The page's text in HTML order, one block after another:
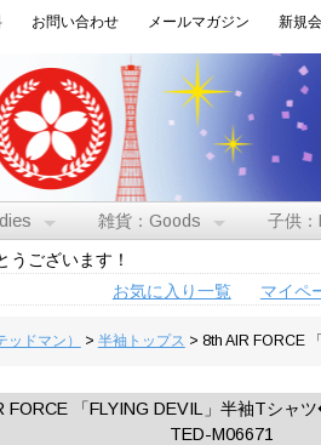
お問い合わせ メールマガジン 新規
雑貨：Goods 子供
ございます！
お気に入り一覧
マイペ
ドマン） > 半袖トップス > 8th AIR FORCE
FORCE 「FLYING DEVIL」半袖Tシャ
TED-M06671